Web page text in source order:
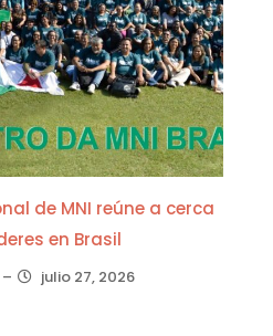
de MNI reúne a cerca
en Brasil
– julio 27, 2026